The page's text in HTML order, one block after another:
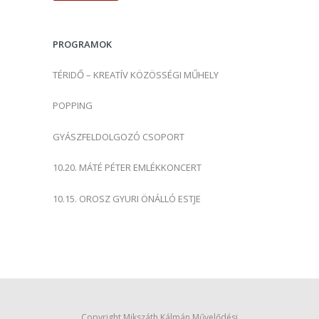
:PROGRAMOK
TÉRIDŐ – KREATÍV KÖZÖSSÉGI MŰHELY
POPPING
GYÁSZFELDOLGOZÓ CSOPORT
10.20. MÁTÉ PÉTER EMLÉKKONCERT
10.15. OROSZ GYURI ÖNÁLLÓ ESTJE